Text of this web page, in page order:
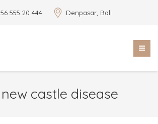
555 20 444 Denpasar, Bali
new castle disease